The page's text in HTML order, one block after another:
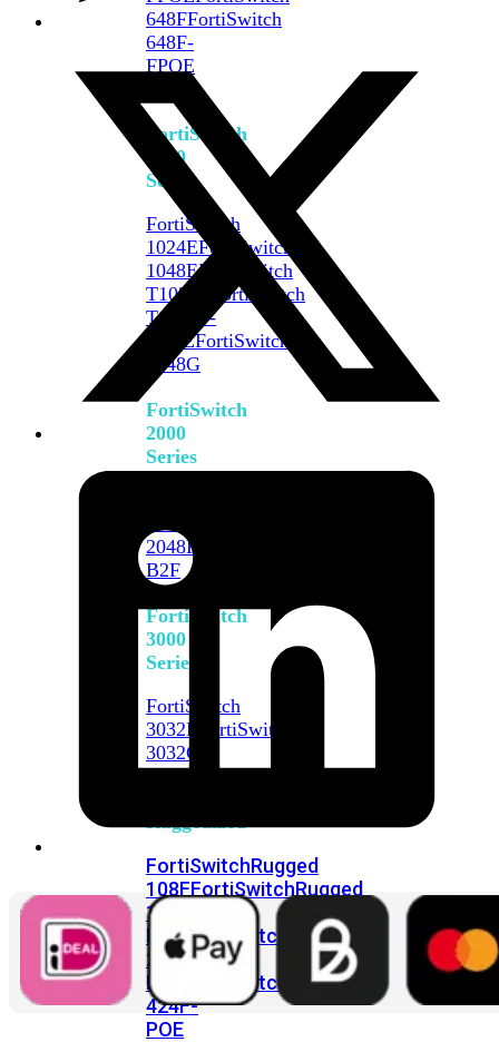
648FFortiSwitch
648F-
FPOE
FortiSwitch
1000
Series
FortiSwitch
1024EFortiSwitch
1048EFortiSwitch
T1024E
FortiSwitch
T1024F-
FPOEFortiSwitch
1048G
FortiSwitch
2000
Series
2048F-
B2F
FortiSwitch
3000
Series
FortiSwitch
3032E
FortiSwitch
3032G
Ruggedized
FortiSwitchRugged
108FFortiSwitchRugged
112F-
POEFortiSwitchRugged
216F-
POE
FortiSwitchRugged
424F-
POE